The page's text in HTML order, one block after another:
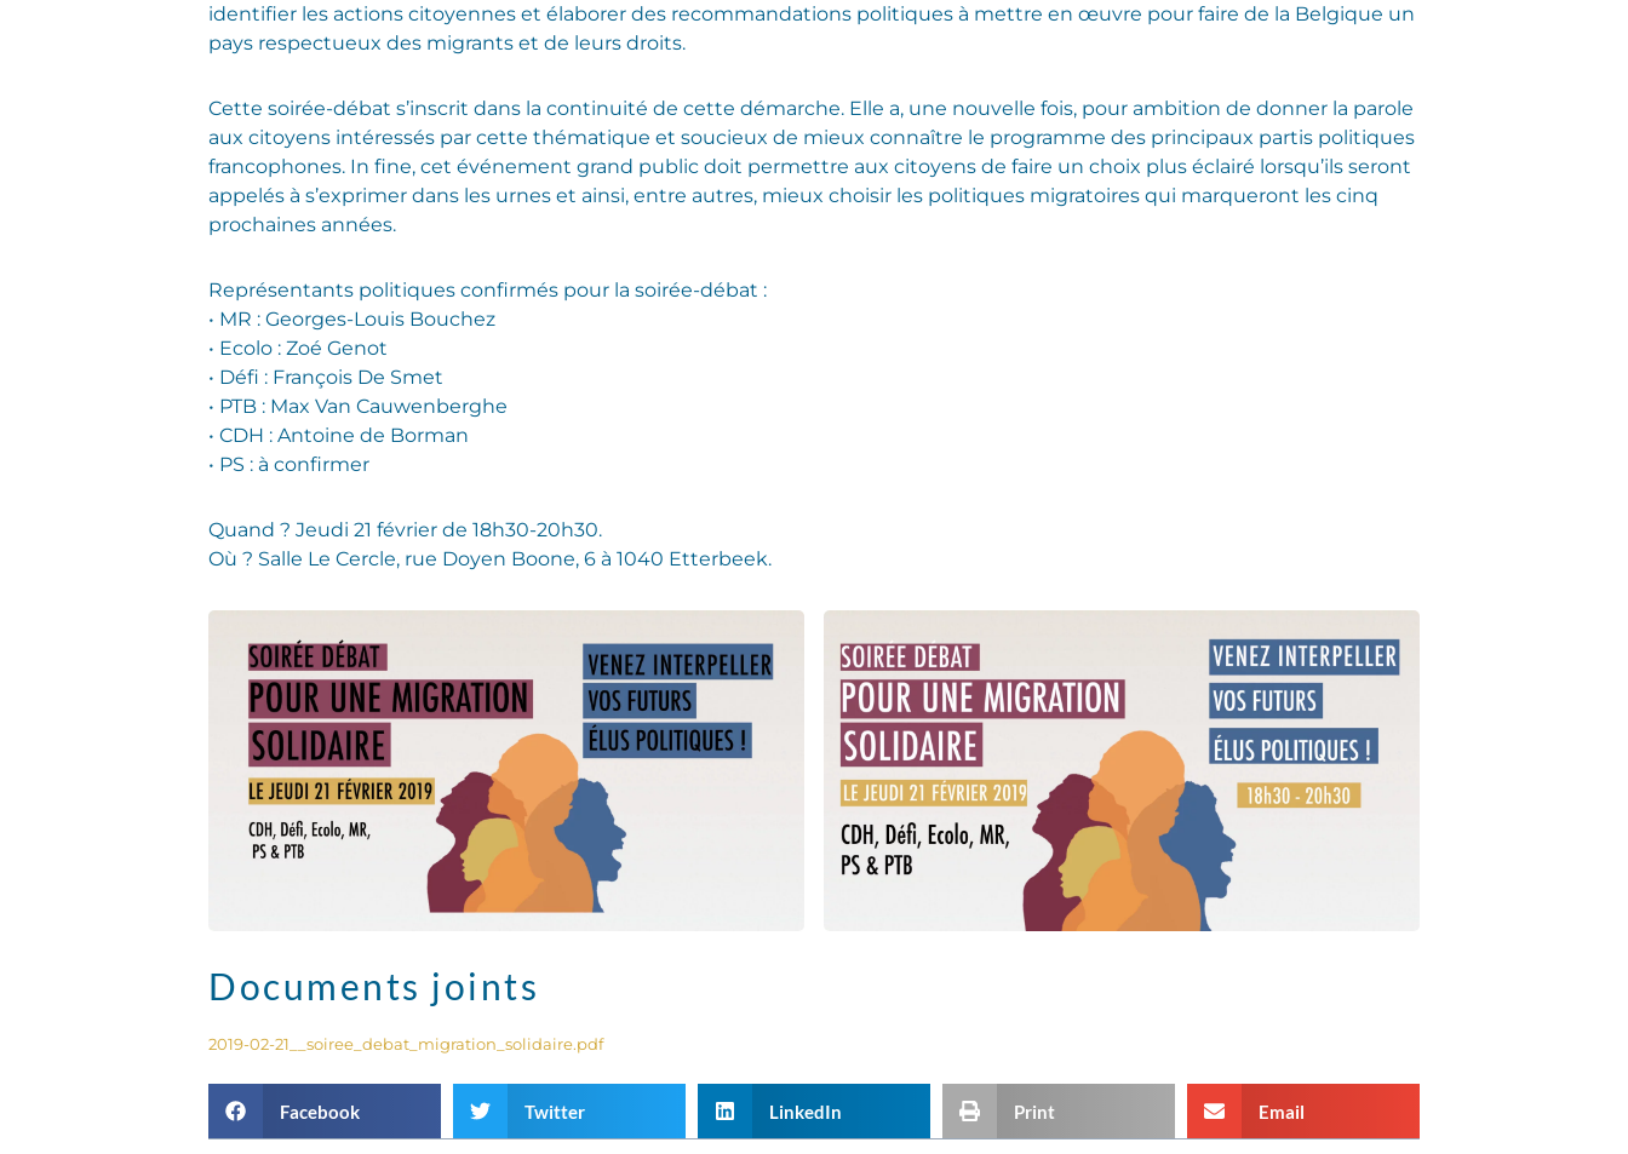
identifier les actions citoyennes et élaborer des recommandations politiques à mettre en œuvre pour faire de la Belgique un
pays respectueux des migrants et de leurs droits.
Cette soirée-débat s’inscrit dans la continuité de cette démarche. Elle a, une nouvelle fois, pour ambition de donner la parole
aux citoyens intéressés par cette thématique et soucieux de mieux connaître le programme des principaux partis politiques
francophones. In fine, cet événement grand public doit permettre aux citoyens de faire un choix plus éclairé lorsqu’ils seront
appelés à s’exprimer dans les urnes et ainsi, entre autres, mieux choisir les politiques migratoires qui marqueront les cinq
prochaines années.
Représentants politiques confirmés pour la soirée-débat :
• MR : Georges-Louis Bouchez
• Ecolo : Zoé Genot
• Défi : François De Smet
• PTB : Max Van Cauwenberghe
• CDH : Antoine de Borman
• PS : à confirmer
Quand ? Jeudi 21 février de 18h30-20h30.
Où ? Salle Le Cercle, rue Doyen Boone, 6 à 1040 Etterbeek.
Documents joints
2019-02-21__soiree_debat_migration_solidaire.pdf
Facebook Twitter LinkedIn Print Email